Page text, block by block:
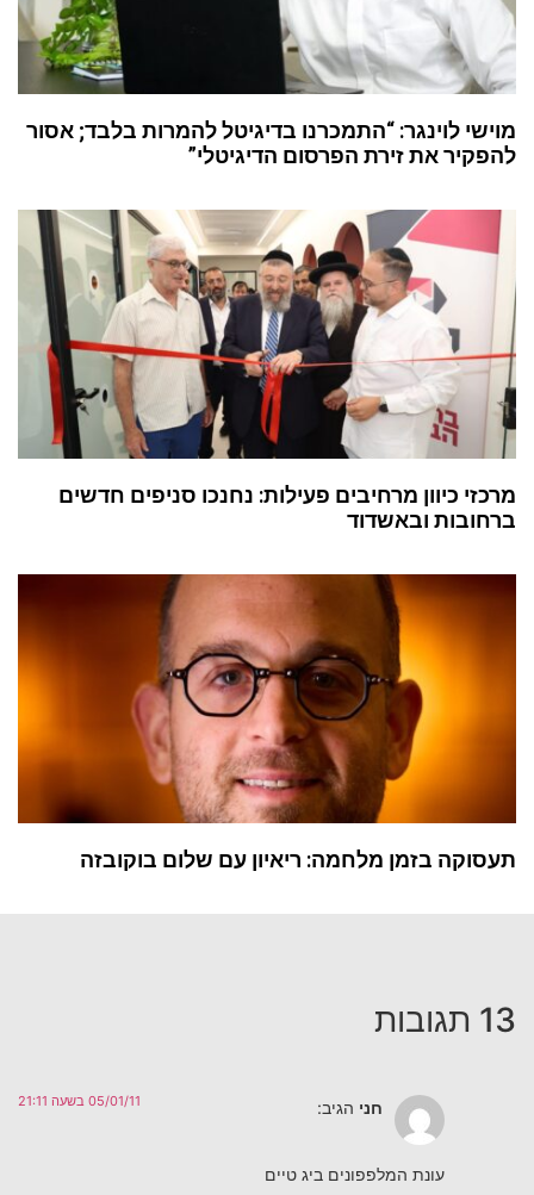
מוישי לוינגר: “התמכרנו בדיגיטל להמרות בלבד; אסור
להפקיר את זירת הפרסום הדיגיטלי”
מרכזי כיוון מרחיבים פעילות: נחנכו סניפים חדשים
ברחובות ובאשדוד
תעסוקה בזמן מלחמה: ריאיון עם שלום בוקובזה
13 תגובות
חני הגיב: 05/01/11 בשעה 21:11
עונת המלפפונים ביג טיים